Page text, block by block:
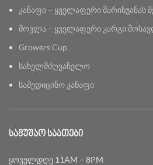
კანაფი – ყველაფერი მარიხუანას
მოვლა – ყველაფერი კარგი
Growers Cup
სახელმძღვანელო
სამედიცინო კანაფი
ᲡᲐᲛᲣᲨᲐᲝ ᲡᲐᲐᲗᲔᲑᲘ
ყოველდღე 11AM – 8PM